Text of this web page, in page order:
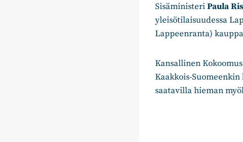
SisäministeriPaula
yleisötilaisuudessa
Lappeenranta)
Kansallinen
Kaakkois-
saatavilla hieman